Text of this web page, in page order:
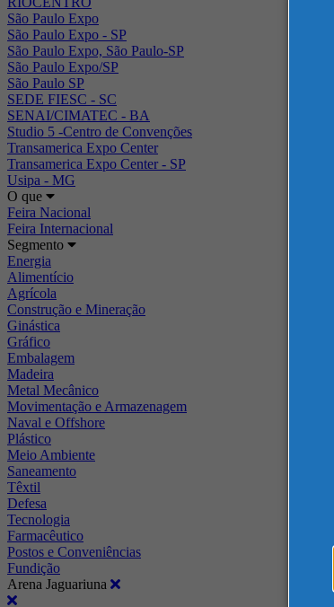
São Paulo Expo
São Paulo Expo - SP
São Paulo Expo, São Paulo-SP
São Paulo Expo/SP
São Paulo SP
SEDE FIESC - SC
SENAI/CIMATEC - BA
Studio 5 -Centro de Convenções
Transamerica Expo Center
Transamerica Expo Center - SP
Usipa - MG
O que
Feira Nacional
Feira Internacional
Segmento
Energia
Alimentício
Agrícola
Construção e Mineração
Ginástica
Gráfico
Embalagem
Madeira
Metal Mecânico
Movimentação e Armazenagem
Naval e Offshore
Plástico
Meio Ambiente
Saneamento
Têxtil
Defesa
Tecnologia
Farmacêutico
Postos e Conveniências
Fundição
Arena Jaguariuna